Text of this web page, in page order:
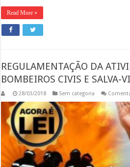
Read More »
REGULAMENTAÇÃO DA
BOMBEIROS CIVIS E SALVA-
28/03/2018 Sem categoria